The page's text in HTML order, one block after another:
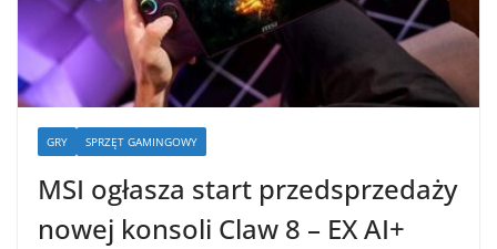
GRY SPRZĘT GAMINGOWY
MSI ogłasza start przedsprzedaży
nowej konsoli Claw 8 – EX AI+